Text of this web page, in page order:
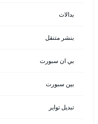
بدالات
بنشر متنقل
بي ان سبورت
بين سبورت
تبديل تواير